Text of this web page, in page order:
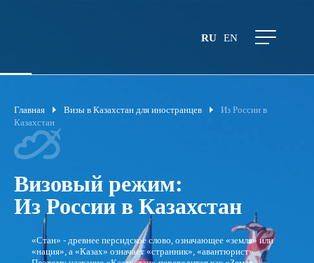
RU EN
Главная Визы в Казахстан для иностранцев
Из России в
Казахстан
Визовый режим:
Из России в Казахстан
«Стан» - древнее персидское слово, означающее «земля» или
«нация», а «Казах» означает «странник», «авантюрист».